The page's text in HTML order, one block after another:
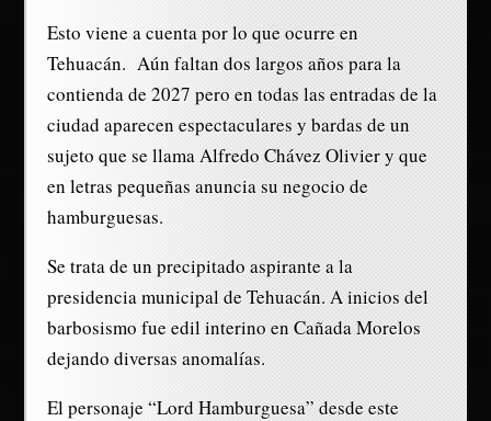
Esto viene a cuenta por lo que ocurre en
Tehuacán. Aún faltan dos largos años para la
contienda de 2027 pero en todas las entradas de la
ciudad aparecen espectaculares y bardas de un
sujeto que se llama Alfredo Chávez Olivier y que
en letras pequeñas anuncia su negocio de
hamburguesas.
Se trata de un precipitado aspirante a la
presidencia municipal de Tehuacán. A inicios del
barbosismo fue edil interino en Cañada Morelos
dejando diversas anomalías.
El personaje “Lord Hamburguesa” desde este